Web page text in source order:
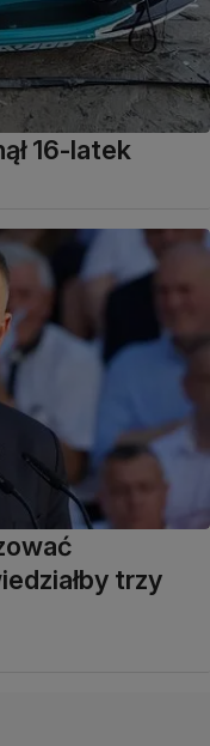
16-latek
trzy